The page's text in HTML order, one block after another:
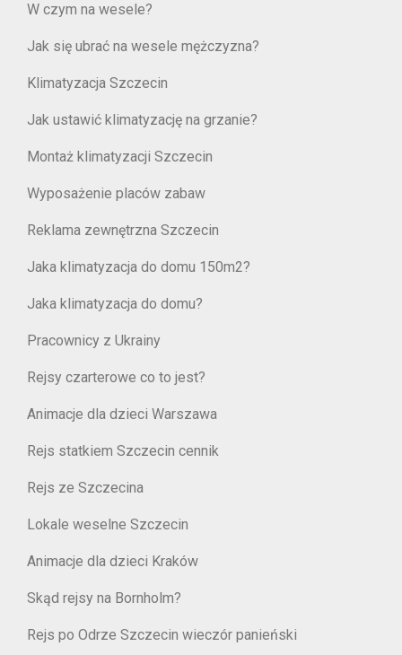
W czym na wesele?
Jak się ubrać na wesele mężczyzna?
Klimatyzacja Szczecin
Jak ustawić klimatyzację na grzanie?
Montaż klimatyzacji Szczecin
Wyposażenie placów zabaw
Reklama zewnętrzna Szczecin
Jaka klimatyzacja do domu 150m2?
Jaka klimatyzacja do domu?
Pracownicy z Ukrainy
Rejsy czarterowe co to jest?
Animacje dla dzieci Warszawa
Rejs statkiem Szczecin cennik
Rejs ze Szczecina
Lokale weselne Szczecin
Animacje dla dzieci Kraków
Skąd rejsy na Bornholm?
Rejs po Odrze Szczecin wieczór panieński